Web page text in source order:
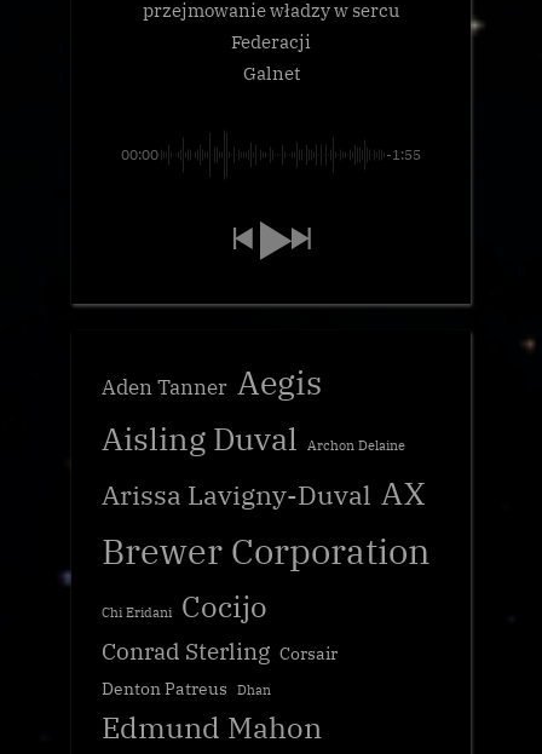
przejmowanie władzy w sercu
Federacji
Galnet
00:00 -1:55
Aden Tanner Aegis
Aisling Duval Archon Delaine
Arissa Lavigny-Duval AX
Brewer Corporation
Chi Eridani Cocijo
Conrad Sterling Corsair
Denton Patreus
Dhan
Edmund Mahon